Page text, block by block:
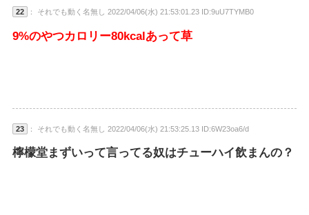
22 ： それでも動く名無し 2022/04/06(水) 21:53:01.23 ID:9uU7TYMB0
9%のやつカロリー80kcalあって草
23 ： それでも動く名無し 2022/04/06(水) 21:53:25.13 ID:6W23oa6/d
檸檬堂まずいって言ってる奴はチューハイ飲まんの？